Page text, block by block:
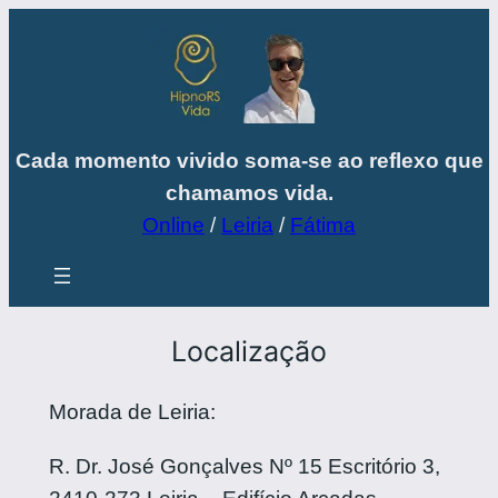
Cada momento vivido soma-se ao reflexo que
chamamos vida.
Online / Leiria / Fátima
Localização
Morada de Leiria:
R. Dr. José Gonçalves Nº 15 Escritório 3,